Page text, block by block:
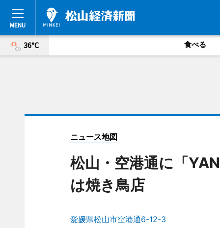
36°C 食べる
ニュース地図
松山・空港通に「
は焼き鳥店
愛媛県松山市空港通6-12-3